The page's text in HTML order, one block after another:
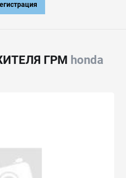
ГРМ honda